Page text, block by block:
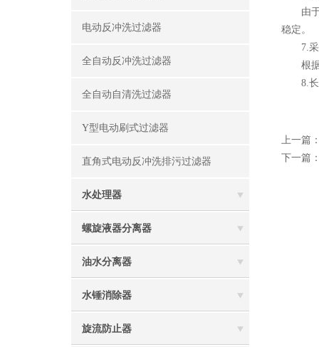
电动反冲洗过滤器
全自动反冲洗过滤器
全自动自清洗过滤器
Y型电动刷式过滤器
直角式电动反冲洗排污过滤器
水处理器
螺旋液器分离器
油水分离器
水锤消除器
旋流防止器
由于
稳定。
7.采用
根据
8.长期
上一篇
下一篇